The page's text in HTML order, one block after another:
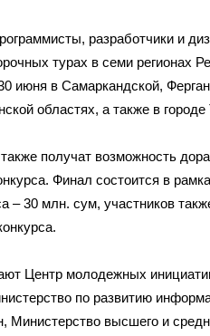
разработчики и
турах в семи регионах
июня в Самаркандской,
областях, а также в городе
получат возможность
Финал состоится в
– 30 млн. сум, участников
Центр молодежных
по развитию
Министерство высшего и